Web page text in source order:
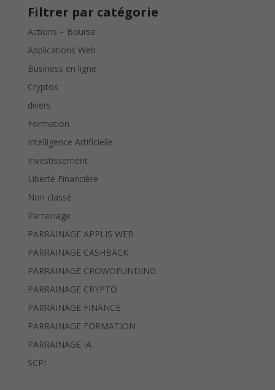
Filtrer par catégorie
Actions – Bourse
Applications Web
Business en ligne
Cryptos
divers
Formation
Intelligence Artificielle
Investissement
Liberté Financière
Non classé
Parrainage
PARRAINAGE APPLIS WEB
PARRAINAGE CASHBACK
PARRAINAGE CROWDFUNDING
PARRAINAGE CRYPTO
PARRAINAGE FINANCE
PARRAINAGE FORMATION
PARRAINAGE IA
SCPI